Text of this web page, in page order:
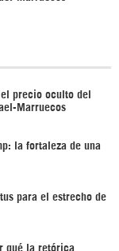
precio oculto del
Marruecos
la fortaleza de una
para el estrecho de
qué la retórica